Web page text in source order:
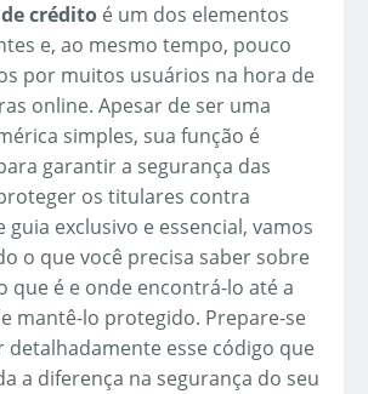
crédito é um dos elementos
e, ao mesmo tempo, pouco
por muitos usuários na hora de
online. Apesar de ser uma
simples, sua função é
garantir a segurança das
os titulares contra
guia exclusivo e essencial, vamos
o que você precisa saber sobre
que é e onde encontrá-lo até a
mantê-lo protegido. Prepare-se
detalhadamente esse código que
a diferença na segurança do seu